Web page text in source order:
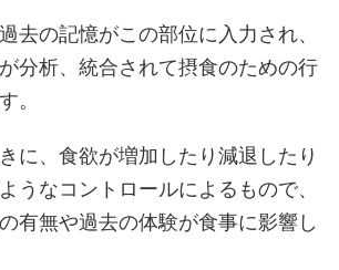
去の記憶がこの部位に入力され、
分析、統合されて摂食のための行
。
に、食欲が増加したり減退したり
うなコントロールによるもので、
有無や過去の体験が食事に影響し